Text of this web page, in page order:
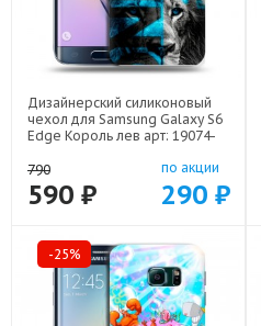
Дизайнерский силиконовый
чехол для Samsung Galaxy S6
Edge Король лев арт: 19074-
790
590 ₽
по акции
290 ₽
-25%